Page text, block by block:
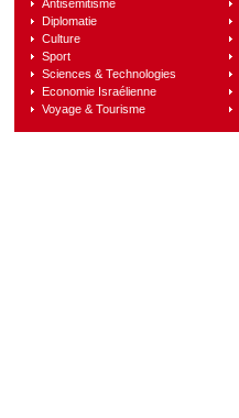
Antisémitisme
Diplomatie
Culture
Sport
Sciences & Technologies
Economie Israélienne
Voyage & Tourisme